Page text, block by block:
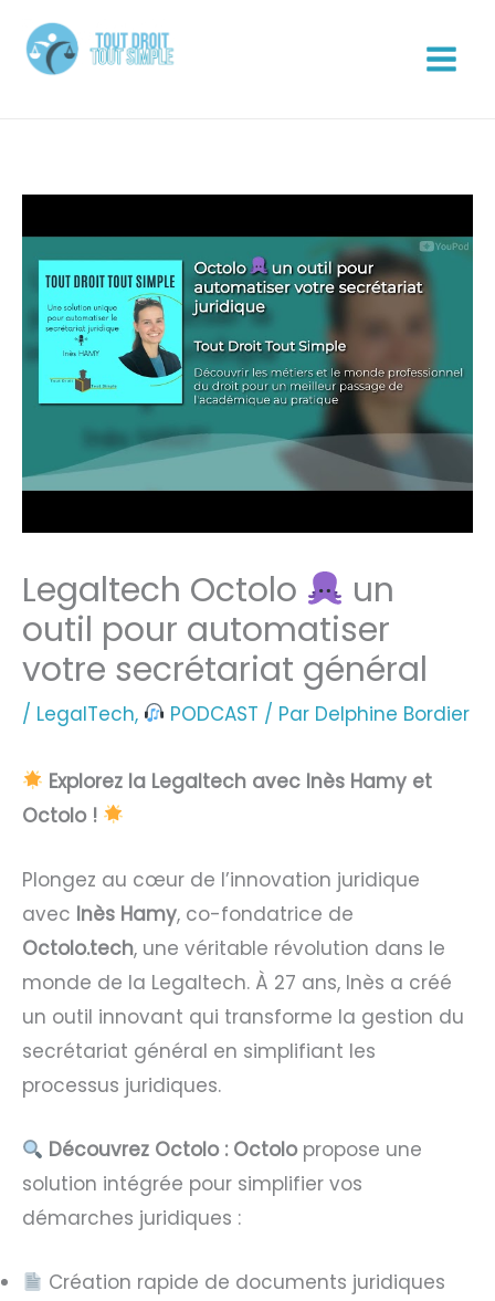
contenu
Legaltech Octolo
un
outil pour automatiser
votre secrétariat général
/ LegalTech, PODCAST / Par Delphine Bordier
Explorez la Legaltech avec Inès Hamy et
Octolo !
Plongez au cœur de l’innovation juridique
avec Inès Hamy, co-fondatrice de
Octolo.tech, une véritable révolution dans le
monde de la Legaltech. À 27 ans, Inès a créé
un outil innovant qui transforme la gestion du
secrétariat général en simplifiant les
processus juridiques.
Découvrez Octolo : Octolopropose une
solution intégrée pour simplifier vos
démarches juridiques :
Création rapide de documents juridiques